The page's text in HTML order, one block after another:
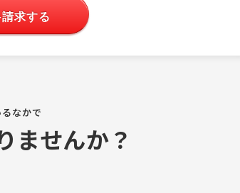
求する
なかで
ませんか？